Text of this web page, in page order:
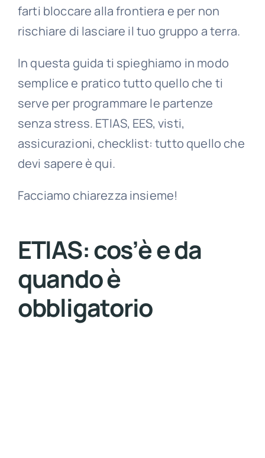
farti bloccare alla frontiera e per non
rischiare di lasciare il tuo gruppo a terra.
In questa guida ti spieghiamo in modo
semplice e pratico tutto quello che ti
serve per programmare le partenze
senza stress. ETIAS, EES, visti,
assicurazioni, checklist: tutto quello che
devi sapere è qui.
Facciamo chiarezza insieme!
ETIAS: cos’è e da
quando è
obbligatorio